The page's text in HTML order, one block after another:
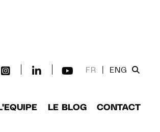
FR ENG
LE BLOG CONTACT